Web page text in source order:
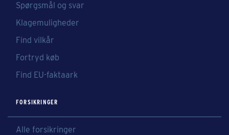
Spørgsmål og svar
Klagemuligheder
Find vilkår
Fortryd køb
Find EU-faktaark
FORSIKRINGER
Alle forsikringer